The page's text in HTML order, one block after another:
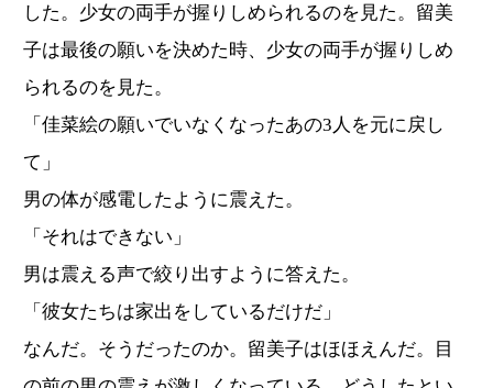
した。少女の両手が握りしめられるのを見た。留美
子は最後の願いを決めた時、少女の両手が握りしめ
られるのを見た。
「佳菜絵の願いでいなくなったあの3人を元に戻し
て」
男の体が感電したように震えた。
「それはできない」
男は震える声で絞り出すように答えた。
「彼女たちは家出をしているだけだ」
なんだ。そうだったのか。留美子はほほえんだ。目